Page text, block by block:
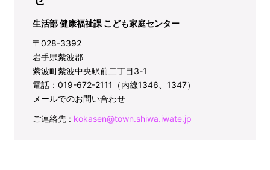
生活部 健康福祉課 こども家庭センター
〒028-3392
岩手県紫波郡
紫波町紫波中央駅前二丁目3-1
電話：019-672-2111（内線1346、1347）
メールでのお問い合わせ
ご連絡先 : kokasen@town.shiwa.iwate.jp